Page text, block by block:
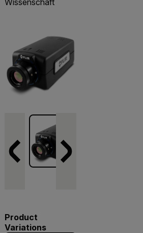
Wissenschaft
Product
Variations